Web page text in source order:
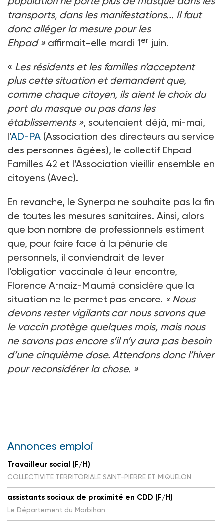
transports, dans les manifestations... Il faut
donc alléger la mesure pour les
Ehpad »affirmait-elle mardi 1er juin.
« Les résidents et les familles n’acceptent
plus cette situation et demandent que,
comme chaque citoyen, ils aient le choix du
port du masque ou pas dans les
établissements », soutenaient déjà, mi-mai,
l’AD-PA (Association des directeurs au service
des personnes âgées), le collectif Ehpad
Familles 42 et l’Association vieillir ensemble en
citoyens (Avec).
En revanche, le Synerpa ne souhaite pas la fin
de toutes les mesures sanitaires. Ainsi, alors
que bon nombre de professionnels estiment
que, pour faire face à la pénurie de
personnels, il conviendrait de lever
l’obligation vaccinale à leur encontre,
Florence Arnaiz-Maumé considère que la
situation ne le permet pas encore. « Nous
devons rester vigilants car nous savons que
le vaccin protège quelques mois, mais nous
ne savons pas encore s’il n’y aura pas besoin
d’une cinquième dose. Attendons donc l’hiver
pour reconsidérer la chose. »
Annonces emploi
Travailleur social (F/H)
COLLECTIVITE TERRITORIALE SAINT-PIERRE ET MIQUELON
assistants sociaux de proximité en CDD (F/H)
Le Département du Morbihan